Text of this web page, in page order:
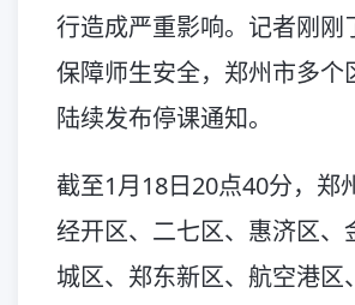
行造成严重影响。记者刚刚
保障师生安全，郑州市多个
陆续发布停课通知。
截至1月18日20点40分，郑
经开区、二七区、惠济区、
城区、郑东新区、航空港区